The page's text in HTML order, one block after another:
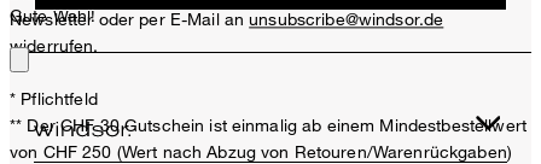
Newsletter oder per E-Mail anunsubscribe@windsor.de
widerrufen.
* Pflichtfeld
** Der CHF 30 Gutschein ist einmalig ab einem Mindestbestellwert
von CHF 250 (Wert nach Abzug von Retouren/Warenrückgaben)
Gute Wahl!